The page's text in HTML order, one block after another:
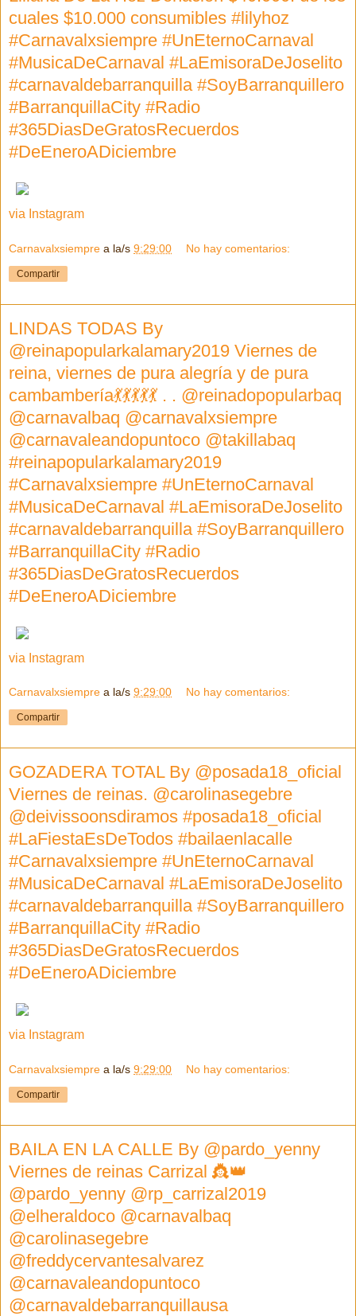
cuales $10.000 consumibles #lilyhoz
#Carnavalxsiempre #UnEternoCarnaval
#MusicaDeCarnaval #LaEmisoraDeJoselito
#carnavaldebarranquilla #SoyBarranquillero
#BarranquillaCity #Radio
#365DiasDeGratosRecuerdos
#DeEneroADiciembre
via Instagram
Carnavalxsiempre a la/s 9:29:00 No hay comentarios:
Compartir
LINDAS TODAS By
@reinapopularkalamary2019 Viernes de
reina, viernes de pura alegría y de pura
cambambería💃💃💃💃💃 . . @reinadopopularbaq
@carnavalbaq @carnavalxsiempre
@carnavaleandopuntoco @takillabaq
#reinapopularkalamary2019
#Carnavalxsiempre #UnEternoCarnaval
#MusicaDeCarnaval #LaEmisoraDeJoselito
#carnavaldebarranquilla #SoyBarranquillero
#BarranquillaCity #Radio
#365DiasDeGratosRecuerdos
#DeEneroADiciembre
via Instagram
Carnavalxsiempre a la/s 9:29:00 No hay comentarios:
Compartir
GOZADERA TOTAL By @posada18_oficial
Viernes de reinas. @carolinasegebre
@deivissoonsdiramos #posada18_oficial
#LaFiestaEsDeTodos #bailaenlacalle
#Carnavalxsiempre #UnEternoCarnaval
#MusicaDeCarnaval #LaEmisoraDeJoselito
#carnavaldebarranquilla #SoyBarranquillero
#BarranquillaCity #Radio
#365DiasDeGratosRecuerdos
#DeEneroADiciembre
via Instagram
Carnavalxsiempre a la/s 9:29:00 No hay comentarios:
Compartir
BAILA EN LA CALLE By @pardo_yenny
Viernes de reinas Carrizal 👸👑
@pardo_yenny @rp_carrizal2019
@elheraldoco @carnavalbaq
@carolinasegebre
@freddycervantesalvarez
@carnavaleandopuntoco
@carnavaldebarranquillausa